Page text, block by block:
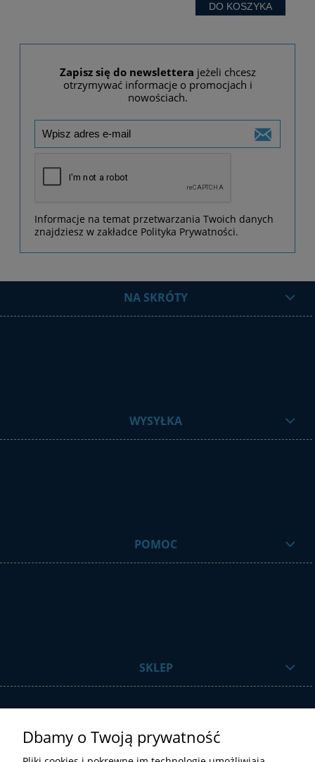
DO KOSZYKA
Zapisz się do newslettera jeżeli chcesz
otrzymywać informacje o promocjach i
nowościach.
Informacje na temat przetwarzania Twoich danych
znajdziesz w zakładce Polityka Prywatności.
NA SKRÓTY
WYSYŁKA
POMOC
SKLEP
Dbamy o Twoją prywatność